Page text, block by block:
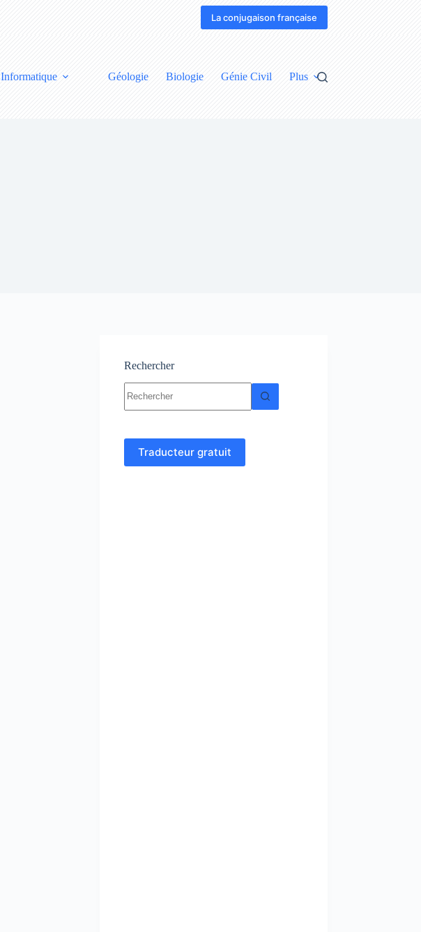
La conjugaison française
Informatique Géologie Biologie Génie Civil Plus
Rechercher
résultat
Traducteur gratuit